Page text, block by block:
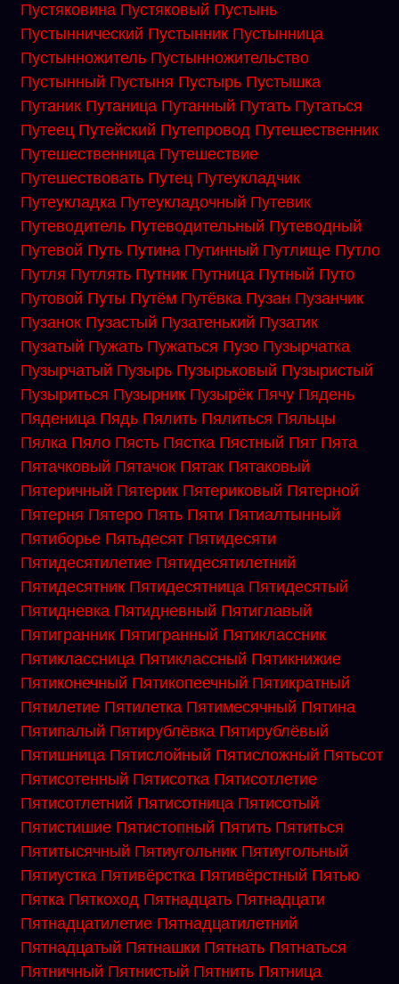
Пустяковина Пустяковый Пустынь
Пустыннический Пустынник Пустынница
Пустынножитель Пустынножительство
Пустынный Пустыня Пустырь Пустышка
Путаник Путаница Путанный Путать Путаться
Путеец Путейский Путепровод Путешественник
Путешественница Путешествие
Путешествовать Путец Путеукладчик
Путеукладка Путеукладочный Путевик
Путеводитель Путеводительный Путеводный
Путевой Путь Путина Путинный Путлище Путло
Путля Путлять Путник Путница Путный Путо
Путовой Путы Путём Путёвка Пузан Пузанчик
Пузанок Пузастый Пузатенький Пузатик
Пузатый Пужать Пужаться Пузо Пузырчатка
Пузырчатый Пузырь Пузырьковый Пузыристый
Пузыриться Пузырник Пузырёк Пячу Пядень
Пяденица Пядь Пялить Пялиться Пяльцы
Пялка Пяло Пясть Пястка Пястный Пят Пята
Пятачковый Пятачок Пятак Пятаковый
Пятеричный Пятерик Пятериковый Пятерной
Пятерня Пятеро Пять Пяти Пятиалтынный
Пятиборье Пятьдесят Пятидесяти
Пятидесятилетие Пятидесятилетний
Пятидесятник Пятидесятница Пятидесятый
Пятидневка Пятидневный Пятиглавый
Пятигранник Пятигранный Пятиклассник
Пятиклассница Пятиклассный Пятикнижие
Пятиконечный Пятикопеечный Пятикратный
Пятилетие Пятилетка Пятимесячный Пятина
Пятипалый Пятирублёвка Пятирублёвый
Пятишница Пятислойный Пятисложный Пятьсот
Пятисотенный Пятисотка Пятисотлетие
Пятисотлетний Пятисотница Пятисотый
Пятистишие Пятистопный Пятить Пятиться
Пятитысячный Пятиугольник Пятиугольный
Пятиустка Пятивёрстка Пятивёрстный Пятью
Пятка Пяткоход Пятнадцать Пятнадцати
Пятнадцатилетие Пятнадцатилетний
Пятнадцатый Пятнашки Пятнать Пятнаться
Пятничный Пятнистый Пятнить Пятница